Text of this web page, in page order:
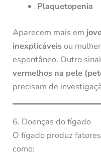
Plaquetopenia
Aparecem mais em
inexplicáveisou
espontâneo. Outro
vermelhos na pele
precisam de
6. Doenças do fígado
O fígado produz
como: